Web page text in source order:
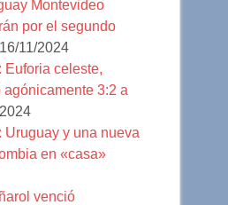
Montevideo
por el segundo
16/11/2024
Euforia celeste,
3:2 a
Uruguay y una nueva
en «casa»
venció